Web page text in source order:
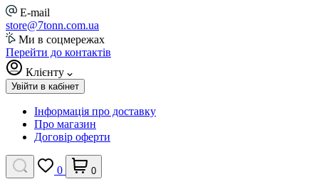
E-mail
store@7tonn.com.ua
Ми в соцмережах
Перейти до контактів
Клієнту
Увійти в кабінет
Інформація про доставку
Про магазин
Договір оферти
0 0